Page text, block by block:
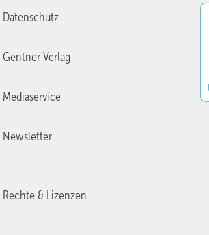
Datenschutz
Gentner Verlag
Mediaservice
Newsletter
Rechte & Lizenzen